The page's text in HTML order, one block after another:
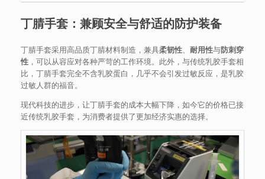
丁腈手套：兼顾安全与舒适的防护装备
丁腈手套采用高品质丁腈材料制造，兼具柔韧性、 耐用性与防刺穿
性 ，可以从容应对各种严苛的工作环境。此外，与传统乳胶手套相
比，丁腈手套完全不含乳胶蛋白，几乎不会引发过敏反应，是乳胶
过敏人群的福音。
现代科技的进步，让丁腈手套的成本大幅下降，如今它的价格已接
近传统乳胶手套，为消费者提供了更加经济实惠的选择。